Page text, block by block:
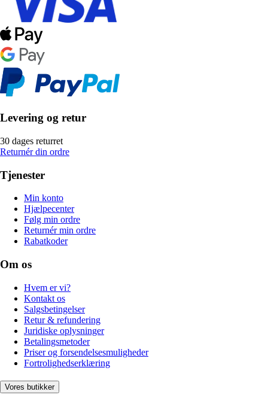
Levering og retur
30 dages returret
Returnér din ordre
Tjenester
Min konto
Hjælpecenter
Følg min ordre
Returnér min ordre
Rabatkoder
Om os
Hvem er vi?
Kontakt os
Salgsbetingelser
Retur & refundering
Juridiske oplysninger
Betalingsmetoder
Priser og forsendelsesmuligheder
Fortrolighedserklæring
Vores butikker